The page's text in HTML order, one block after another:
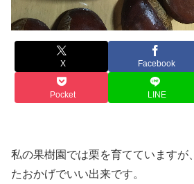
X Facebook
Pocket LINE
私の果樹園では栗を育てていますが
たおかげでいい出来です。